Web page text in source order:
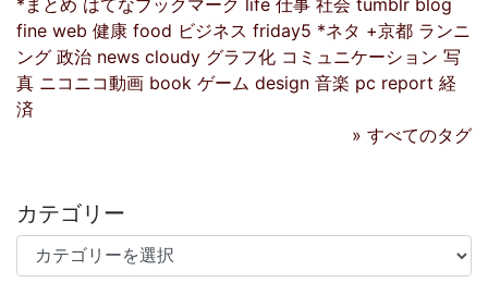
*まとめ はてなブックマーク life 仕事 社会 tumblr blog
fine web 健康 food ビジネス friday5 *ネタ +京都 ランニ
ング 政治 news cloudy グラフ化 コミュニケーション 写
真 ニコニコ動画 book ゲーム design 音楽 pc report 経
済
» すべてのタグ
カテゴリー
カテゴリー